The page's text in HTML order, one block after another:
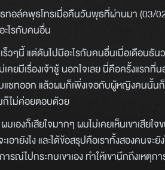
ล์คพุธโทรเมื่อคืนวันพุธที่ผ่านมา (03/02/
ไรกับคนอื่น
ร็วๆนี้ แต่ดันไปมีอะไรกับคนอื่นเมื่อเดือน
ยมีเรื่องเจ้าชู้ นอกใจเลย นี่คือครั้งแร
ทออก แล้วผมก็เพิ่งเจอกับผู้หญิงคนนั้นก็
ก็ไม่ค่อยตอบด้วย
องก็เสียใจมากๆ ผมไม่เคยเห็นเขาเสียใ
เอายังไง และได้ข้อสรุปคือเราทั้งสองค
ไปกระทบเขาเอง ทำให้เขานึกถึงเหตุก